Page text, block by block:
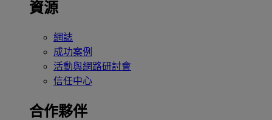
資源
網誌
成功案例
活動與網路研討會
信任中心
合作夥伴